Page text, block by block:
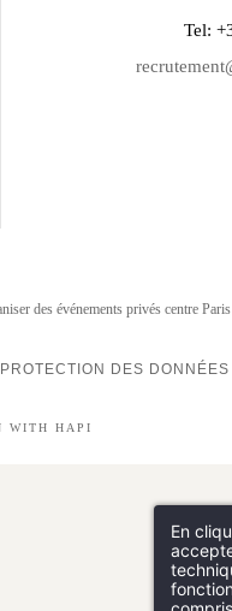
Tel:
des événements privés centre Paris
PROTECTION DES DONNÉES
WITH HAPI
En